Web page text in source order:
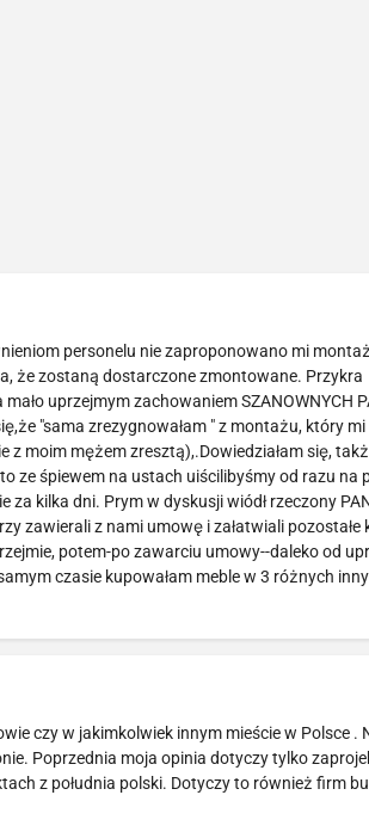
personelu nie zaproponowano mi
że zostaną dostarczone zmontowane. Przykra
uprzejmym zachowaniem SZANOWNYCH
"sama zrezygnowałam " z montażu, który
moim mężem zresztą),.Dowiedziałam się,
ze śpiewem na ustach uiścilibyśmy od razu na
kilka dni. Prym w dyskusji wiódł rzeczony
zawierali z nami umowę i załatwiali pozostałe
potem-po zawarciu umowy--daleko od
czasie kupowałam meble w 3 różnych
czy w jakimkolwiek innym mieście w Polsce .
Poprzednia moja opinia dotyczy tylko
z południa polski. Dotyczy to również firm